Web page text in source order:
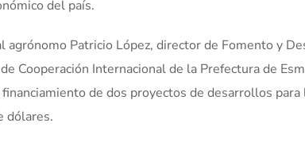
del país.
agrónomo Patricio López, director de Fomento y
Cooperación Internacional de la Prefectura de
de dos proyectos de desarrollos para
dólares.